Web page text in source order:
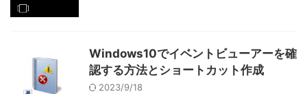
Windows10でイベントビューアーを確
認する方法とショートカット作成
2023/9/18